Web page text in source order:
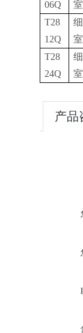
06Q
T28
12Q
T28
24Q
产品